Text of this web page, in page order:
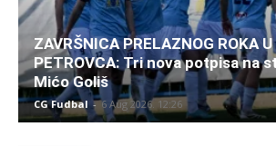
ZAVRŠNICA PRELAZNOG ROKA
PETROVCA: Tri nova potpisa na
Mićo Goliš
CG Fudbal - 6 Aug 2026. 12:26